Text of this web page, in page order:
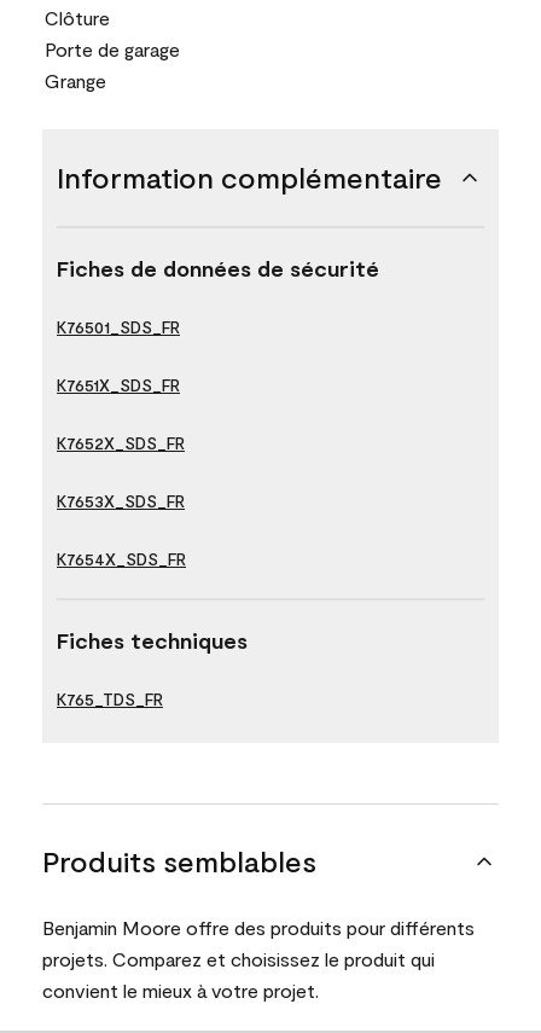
Clôture
Porte de garage
Grange
Information complémentaire
Fiches de données de sécurité
K76501_SDS_FR
K7651X_SDS_FR
K7652X_SDS_FR
K7653X_SDS_FR
K7654X_SDS_FR
Fiches techniques
K765_TDS_FR
Produits semblables
Benjamin Moore offre des produits pour différents
projets. Comparez et choisissez le produit qui
convient le mieux à votre projet.